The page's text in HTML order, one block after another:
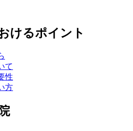
けるポイント
て
性
方